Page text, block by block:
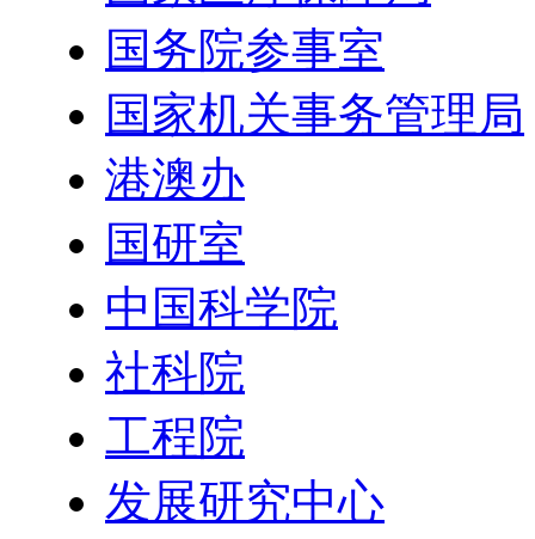
国务院参事室
国家机关事务管理局
港澳办
国研室
中国科学院
社科院
工程院
发展研究中心